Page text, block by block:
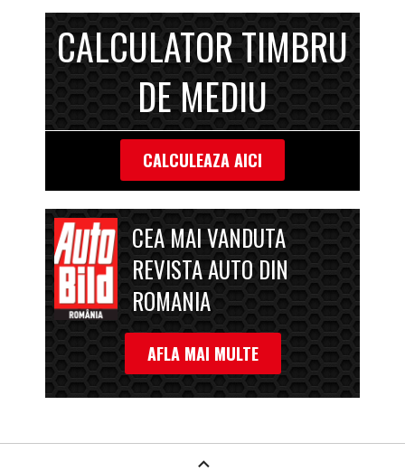
CALCULATOR TIMBRU
DE MEDIU
CALCULEAZA AICI
CEA MAI VANDUTA
REVISTA AUTO DIN
ROMANIA
AFLA MAI MULTE